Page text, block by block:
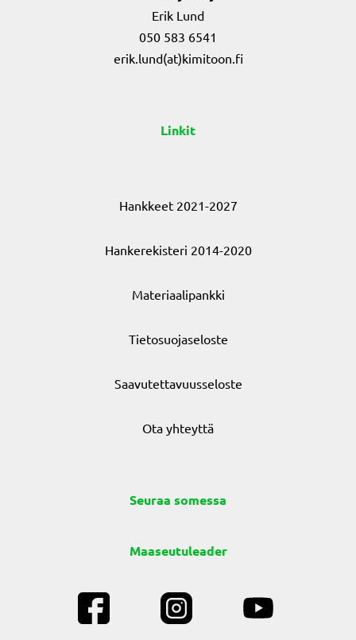
Erik Lund
050 583 6541
erik.lund(at)kimitoon.fi
Linkit
Hankkeet 2021-2027
Hankerekisteri 2014-2020
Materiaalipankki
Tietosuojaseloste
Saavutettavuusseloste
Ota yhteyttä
Seuraa somessa
Maaseutuleader